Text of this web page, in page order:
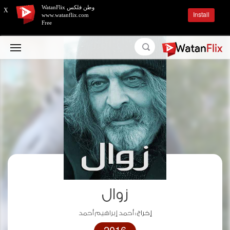
زوال
إخراج :أحمد إبراهيم أحمد
X
وطن فلكس WatanFlix
www.watanflix.com
Free
Install